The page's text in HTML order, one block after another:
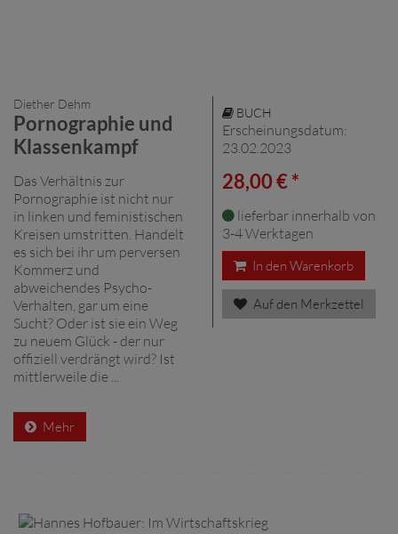
Diether Dehm
Pornographie und
Klassenkampf
Das Verhältnis zur
Pornographie ist nicht nur
in linken und feministischen
Kreisen umstritten. Handelt
es sich bei ihr um perversen
Kommerz und
abweichendes Psycho-
Verhalten, gar um eine
Sucht? Oder ist sie ein Weg
zu neuem Glück - der nur
offiziell verdrängt wird? Ist
mittlerweile die ...
Mehr
BUCH
Erscheinungsdatum:
23.02.2023
28,00 € *
lieferbar innerhalb von
3-4 Werktagen
In den Warenkorb
Auf den Merkzettel